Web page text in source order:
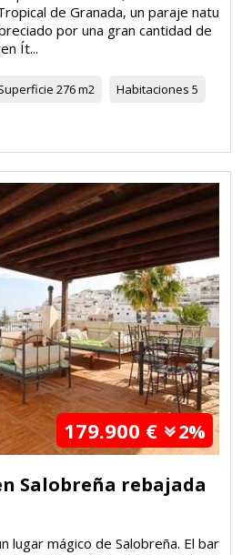
de Granada, un paraje natu
por una gran cantidad de
Ít...
276 m2 Habitaciones 5
179.900 € 2%
Salobreña rebajada
lugar mágico de Salobreña. El bar